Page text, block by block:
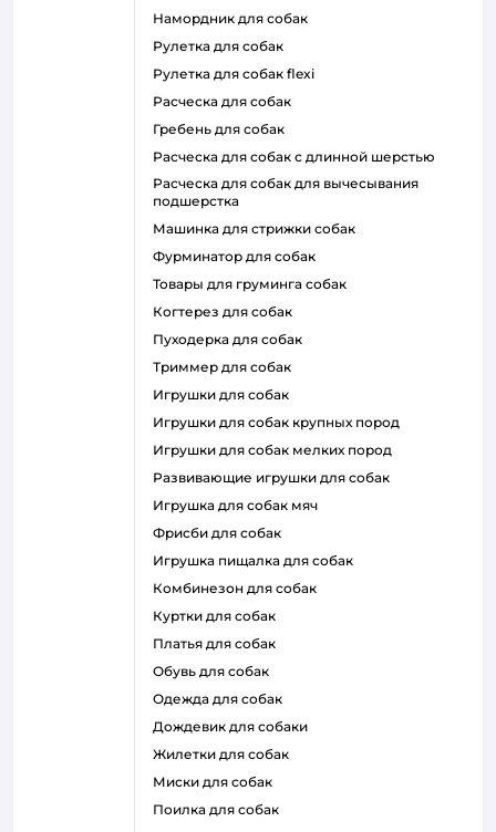
намордник для собак
рулетка для собак
рулетка для собак flexi
расческа для собак
гребень для собак
расческа для собак с длинной шерстью
расческа для собак для вычесывания
подшерстка
машинка для стрижки собак
фурминатор для собак
товары для груминга собак
когтерез для собак
пуходерка для собак
триммер для собак
игрушки для собак
игрушки для собак крупных пород
игрушки для собак мелких пород
развивающие игрушки для собак
игрушка для собак мяч
фрисби для собак
игрушка пищалка для собак
комбинезон для собак
куртки для собак
платья для собак
обувь для собак
одежда для собак
дождевик для собаки
жилетки для собак
миски для собак
поилка для собак